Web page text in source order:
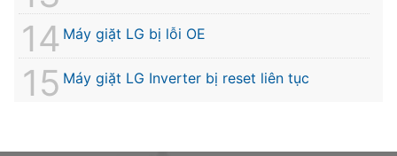
Máy giặt LG bị lỗi OE
Máy giặt LG Inverter bị reset liên tục